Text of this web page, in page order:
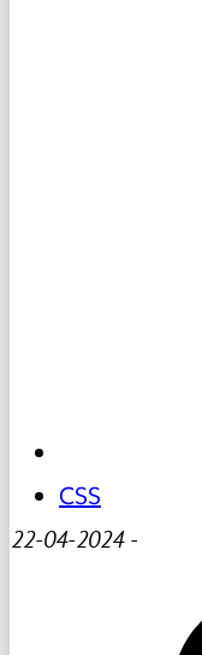
CSS
22-04-2024-